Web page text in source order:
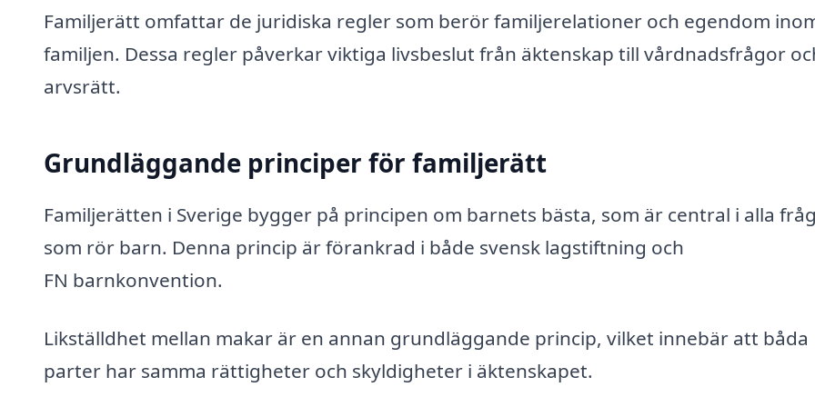
Familjerätt omfattar de juridiska regler som berör familjerelationer och egendom
familjen. Dessa regler påverkar viktiga livsbeslut från äktenskap till vårdnadsfrågor
arvsrätt.
Grundläggande principer för familjerätt
Familjerätten i Sverige bygger på principen om barnets bästa, som är central i alla
som rör barn. Denna princip är förankrad i både svensk lagstiftning och
FN barnkonvention.
Likställdhet mellan makar är en annan grundläggande princip, vilket innebär att båda
parter har samma rättigheter och skyldigheter i äktenskapet.